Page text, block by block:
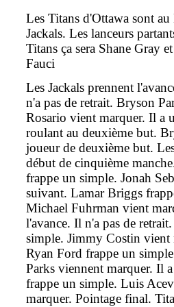
Les Titans d'Ottawa sont
Jackals. Les lanceurs
Titans ça sera Shane Gray
Fauci
Les Jackals prennent
n'a pas de retrait. Bryson
Rosario vient marquer. Il a
roulant au deuxième but.
joueur de deuxième but.
début de cinquième
frappe un simple. Jonah
suivant. Lamar Briggs
Michael Fuhrman vient
l'avance. Il n'a pas de
simple. Jimmy Costin vient
Ryan Ford frappe un
Parks viennent marquer. Il
frappe un simple. Luis
marquer. Pointage final.